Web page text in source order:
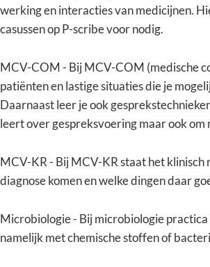
werking en interacties van medicijnen.
casussen op P-scribe voor nodig.
MCV-COM - Bij MCV-COM (medische
patiënten en lastige situaties die je
Daarnaast leer je ook
leert over gespreksvoering maar ook om
MCV-KR - Bij MCV-KR staat het
diagnose komen en welke dingen daar
Microbiologie - Bij microbiologie
namelijk met chemische stoffen of